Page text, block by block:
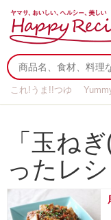
これ!うま!!つゆ
「玉ね
ったレ